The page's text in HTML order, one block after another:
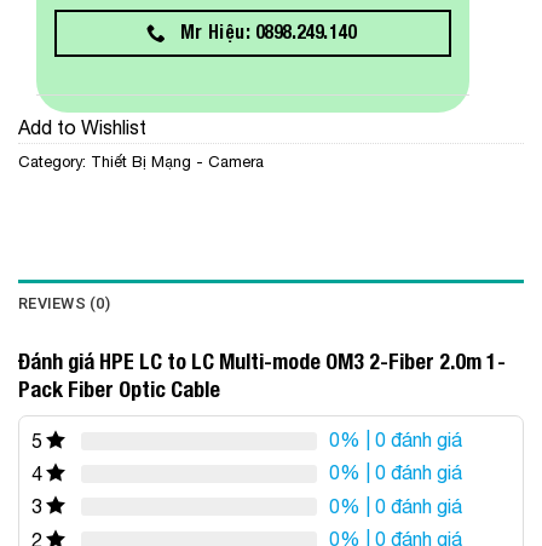
Mr Hiệu: 0898.249.140
Add to Wishlist
Category: Thiết Bị Mạng - Camera
REVIEWS (0)
Đánh giá HPE LC to LC Multi-mode OM3 2-Fiber 2.0m 1-
Pack Fiber Optic Cable
5 0% | 0 đánh giá
4
0% | 0 đánh giá
3
0% | 0 đánh giá
2
0% | 0 đánh giá